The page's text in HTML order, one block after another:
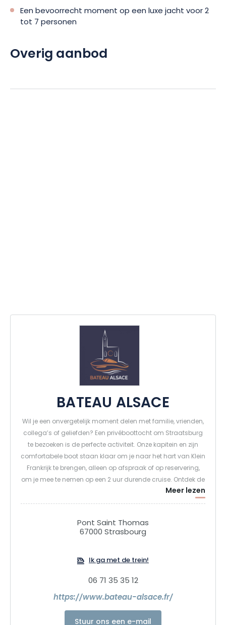
Een bevoorrecht moment op een luxe jacht voor 2
tot 7 personen
Overig aanbod
BATEAU ALSACE
Wil je een onvergetelijk moment delen met familie, vrienden,
collega’s of geliefden? Een privéboottocht om Straatsburg
te bezoeken is de perfecte activiteit. Onze kapitein en zijn
comfortabele boot staan klaar om je naar het hart van Klein
Frankrijk te brengen, alleen op afspraak of op reservering,
om je mee te nemen op een 2 uur durende cruise. Ontdek de
Elzas en de hoofdstad van Europa overdag of ‘s nachts,
van de wildernis tot de verlichte stad.
Meer lezen
Pont Saint Thomas
67000 Strasbourg
Ik ga met de trein!
06 71 35 35 12
https://www.bateau-alsace.fr/
Stuur ons een e-mail